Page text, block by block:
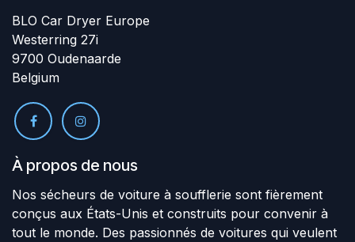
BLO Car Dryer Europe
Westerring 27i
9700 Oudenaarde
Belgium
À propos de nous
Nos sécheurs de voiture à soufflerie sont fièrement
conçus aux États-Unis et construits pour convenir à
tout le monde. Des passionnés de voitures qui veulent